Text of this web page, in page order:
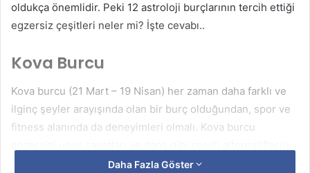
oldukça önemlidir. Peki 12 astroloji burçlarının tercih ettiği
egzersiz çeşitleri neler mi? İşte cevabı..
Kova Burcu
Kova burcu (21 Mart – 19 Nisan) her zaman daha farklı ve
ilginç şeyler arayışında olan bir burç olduğundan, spor ve
fitness alanında da deneyimleri olmalı. Kova burcu
de arasında bulunduğu fiziksel etkinlikler tercih eder.
Daha Fazla Göster